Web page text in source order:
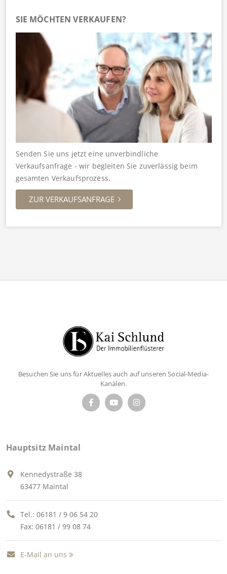
SIE MÖCHTEN VERKAUFEN?
Senden Sie uns jetzt eine unverbindliche
Verkaufsanfrage - wir begleiten Sie zuverlässig beim
gesamten Verkaufsprozess.
ZUR VERKAUFSANFRAGE
Besuchen Sie uns für Aktuelles auch auf unseren Social-Media-
Kanälen.
Hauptsitz Maintal
Kennedystraße 38
63477 Maintal
Tel.: 06181 / 9 06 54 20
Fax: 06181 / 99 08 74
E-Mail an uns